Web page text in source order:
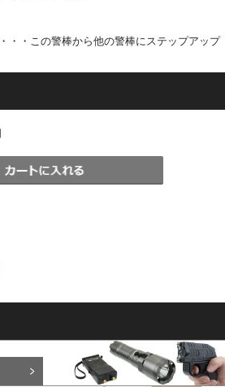
・・この警棒から他の警棒にステップアップ